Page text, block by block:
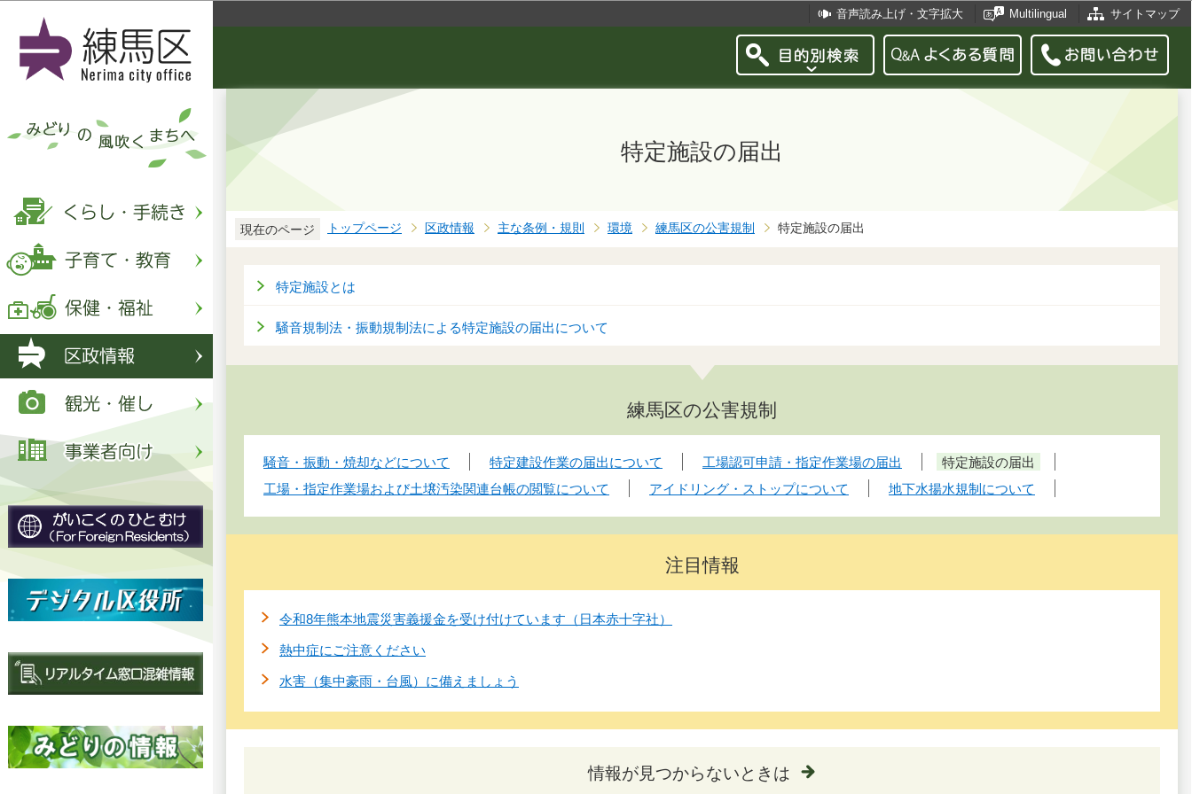
音声読み上げ・文字拡大 Multilingual サイトマップ
特定施設の届出
現在のページ トップページ 区政情報 主な条例・規則 環境 練馬区の公害規制 特定施設の届出
特定施設とは
騒音規制法・振動規制法による特定施設の届出について
練馬区の公害規制
騒音・振動・焼却などについて 特定建設作業の届出について 工場認可申請・指定作業場の届出
特定施設の届出
工場・指定作業場および土壌汚染関連台帳の閲覧について
アイドリング・ストップについて 地下水揚水規制について
注目情報
令和8年熊本地震災害義援金を受け付けています（日本赤十字社）
熱中症にご注意ください
水害（集中豪雨・台風）に備えましょう
情報が見つからないときは